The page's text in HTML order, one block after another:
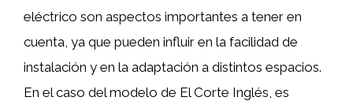
eléctrico son aspectos importantes a tener en
cuenta, ya que pueden influir en la facilidad de
instalación y en la adaptación a distintos espacios.
En el caso del modelo de El Corte Inglés, es